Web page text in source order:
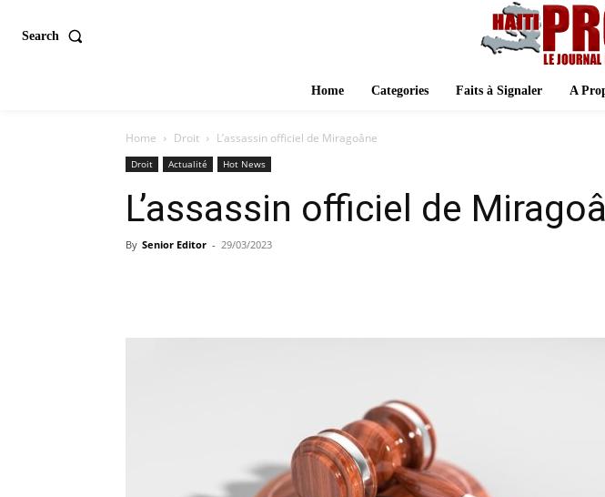
Search
Home Categories Faits à Signaler A
Home Droit L’assassin officiel de Miragoâne
Droit Actualité Hot News
L’assassin officiel de
By Senior Editor - 29/03/2023